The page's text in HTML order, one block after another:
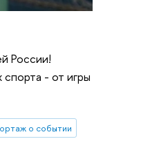
России!
- от игры
о событии